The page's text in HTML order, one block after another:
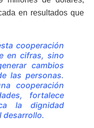
en resultados que
cooperación
en cifras, sino
cambios
las personas.
cooperación
fortalece
la dignidad
desarrollo.